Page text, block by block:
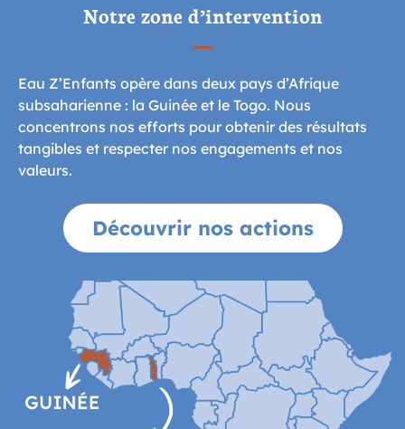
Notre zone d’intervention
Eau Z’Enfants opère dans deux pays d’Afrique
subsaharienne : la Guinée et le Togo. Nous
concentrons nos efforts pour obtenir des résultats
tangibles et respecter nos engagements et nos
valeurs.
Découvrir nos actions